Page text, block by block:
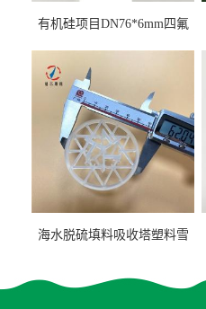
有机硅项目DN76*6mm四氟
海水脱硫填料吸收塔塑料雪